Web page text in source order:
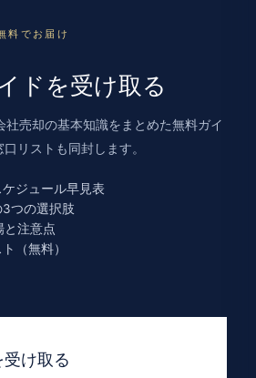
でお届け
ドを受け取る
社売却の基本知識をまとめた無料ガイ
リストも同封します。
ジュール早見表
つの選択肢
と注意点
（無料）
け取る